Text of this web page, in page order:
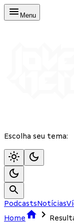
Menu
Escolha seu tema:
PodcastsNotícias
Home